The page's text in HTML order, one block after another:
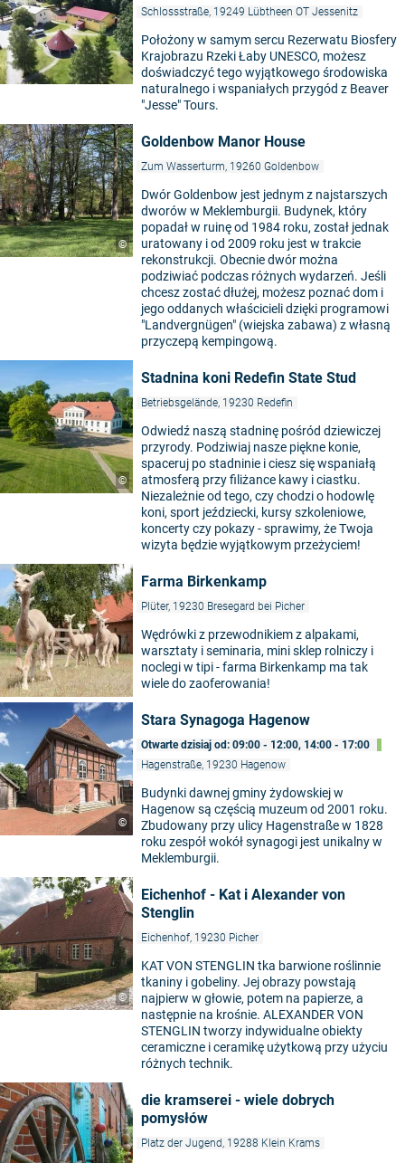
Schlossstraße, 19249 Lübtheen OT Jessenitz
Położony w samym sercu Rezerwatu Biosfery
Krajobrazu Rzeki Łaby UNESCO, możesz
doświadczyć tego wyjątkowego środowiska
naturalnego i wspaniałych przygód z Beaver
"Jesse" Tours.
©
Goldenbow Manor House
Zum Wasserturm, 19260 Goldenbow
Dwór Goldenbow jest jednym z najstarszych
dworów w Meklemburgii. Budynek, który
popadał w ruinę od 1984 roku, został jednak
uratowany i od 2009 roku jest w trakcie
rekonstrukcji. Obecnie dwór można
podziwiać podczas różnych wydarzeń. Jeśli
chcesz zostać dłużej, możesz poznać dom i
jego oddanych właścicieli dzięki programowi
"Landvergnügen" (wiejska zabawa) z własną
przyczepą kempingową.
©
Stadnina koni Redefin State Stud
Betriebsgelände, 19230 Redefin
Odwiedź naszą stadninę pośród dziewiczej
przyrody. Podziwiaj nasze piękne konie,
spaceruj po stadninie i ciesz się wspaniałą
atmosferą przy filiżance kawy i ciastku.
Niezależnie od tego, czy chodzi o hodowlę
koni, sport jeździecki, kursy szkoleniowe,
koncerty czy pokazy - sprawimy, że Twoja
wizyta będzie wyjątkowym przeżyciem!
Farma Birkenkamp
Plüter, 19230 Bresegard bei Picher
Wędrówki z przewodnikiem z alpakami,
warsztaty i seminaria, mini sklep rolniczy i
noclegi w tipi - farma Birkenkamp ma tak
wiele do zaoferowania!
©
Stara Synagoga Hagenow
Otwarte dzisiaj od: 09:00 - 12:00, 14:00 - 17:00
Hagenstraße, 19230 Hagenow
Budynki dawnej gminy żydowskiej w
Hagenow są częścią muzeum od 2001 roku.
Zbudowany przy ulicy Hagenstraße w 1828
roku zespół wokół synagogi jest unikalny w
Meklemburgii.
©
Eichenhof - Kat i Alexander von
Stenglin
Eichenhof, 19230 Picher
KAT VON STENGLIN tka barwione roślinnie
tkaniny i gobeliny. Jej obrazy powstają
najpierw w głowie, potem na papierze, a
następnie na krośnie. ALEXANDER VON
STENGLIN tworzy indywidualne obiekty
ceramiczne i ceramikę użytkową przy użyciu
różnych technik.
die kramserei - wiele dobrych
pomysłów
Platz der Jugend, 19288 Klein Krams